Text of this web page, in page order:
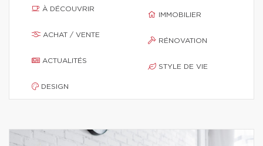
À DÉCOUVRIR
ACHAT / VENTE
ACTUALITÉS
DESIGN
IMMOBILIER
RÉNOVATION
STYLE DE VIE